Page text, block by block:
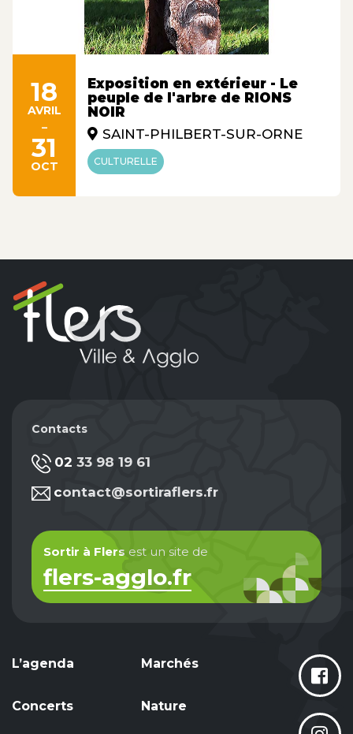
18
AVRIL
-
31
OCT
Exposition en extérieur - Le
peuple de l'arbre de RIONS
NOIR
SAINT-PHILBERT-SUR-ORNE
CULTURELLE
Contacts
02 33 98 19 61
contact@sortiraflers.fr
Sortir à Flers est un site de
flers-agglo.fr
L’agenda
Concerts
Marchés
Nature